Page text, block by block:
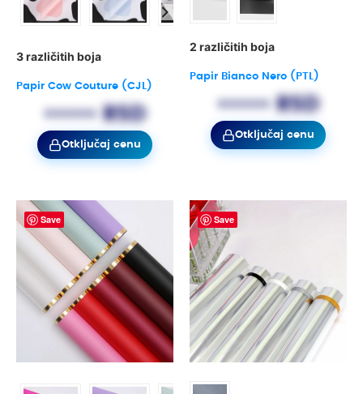
3 različitih boja
Papir Cow Couture (CJL)
••••• RSD
Otključaj cenu
2 različitih boja
Papir Bianco Nero (PTL)
••••• RSD
Otključaj cenu
Save Save